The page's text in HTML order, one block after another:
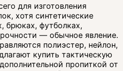
для изготовления
хотя синтетические
брюках, футболках,
— обычное явление.
полиэстер, нейлон,
купить тактическую
пропиткой от